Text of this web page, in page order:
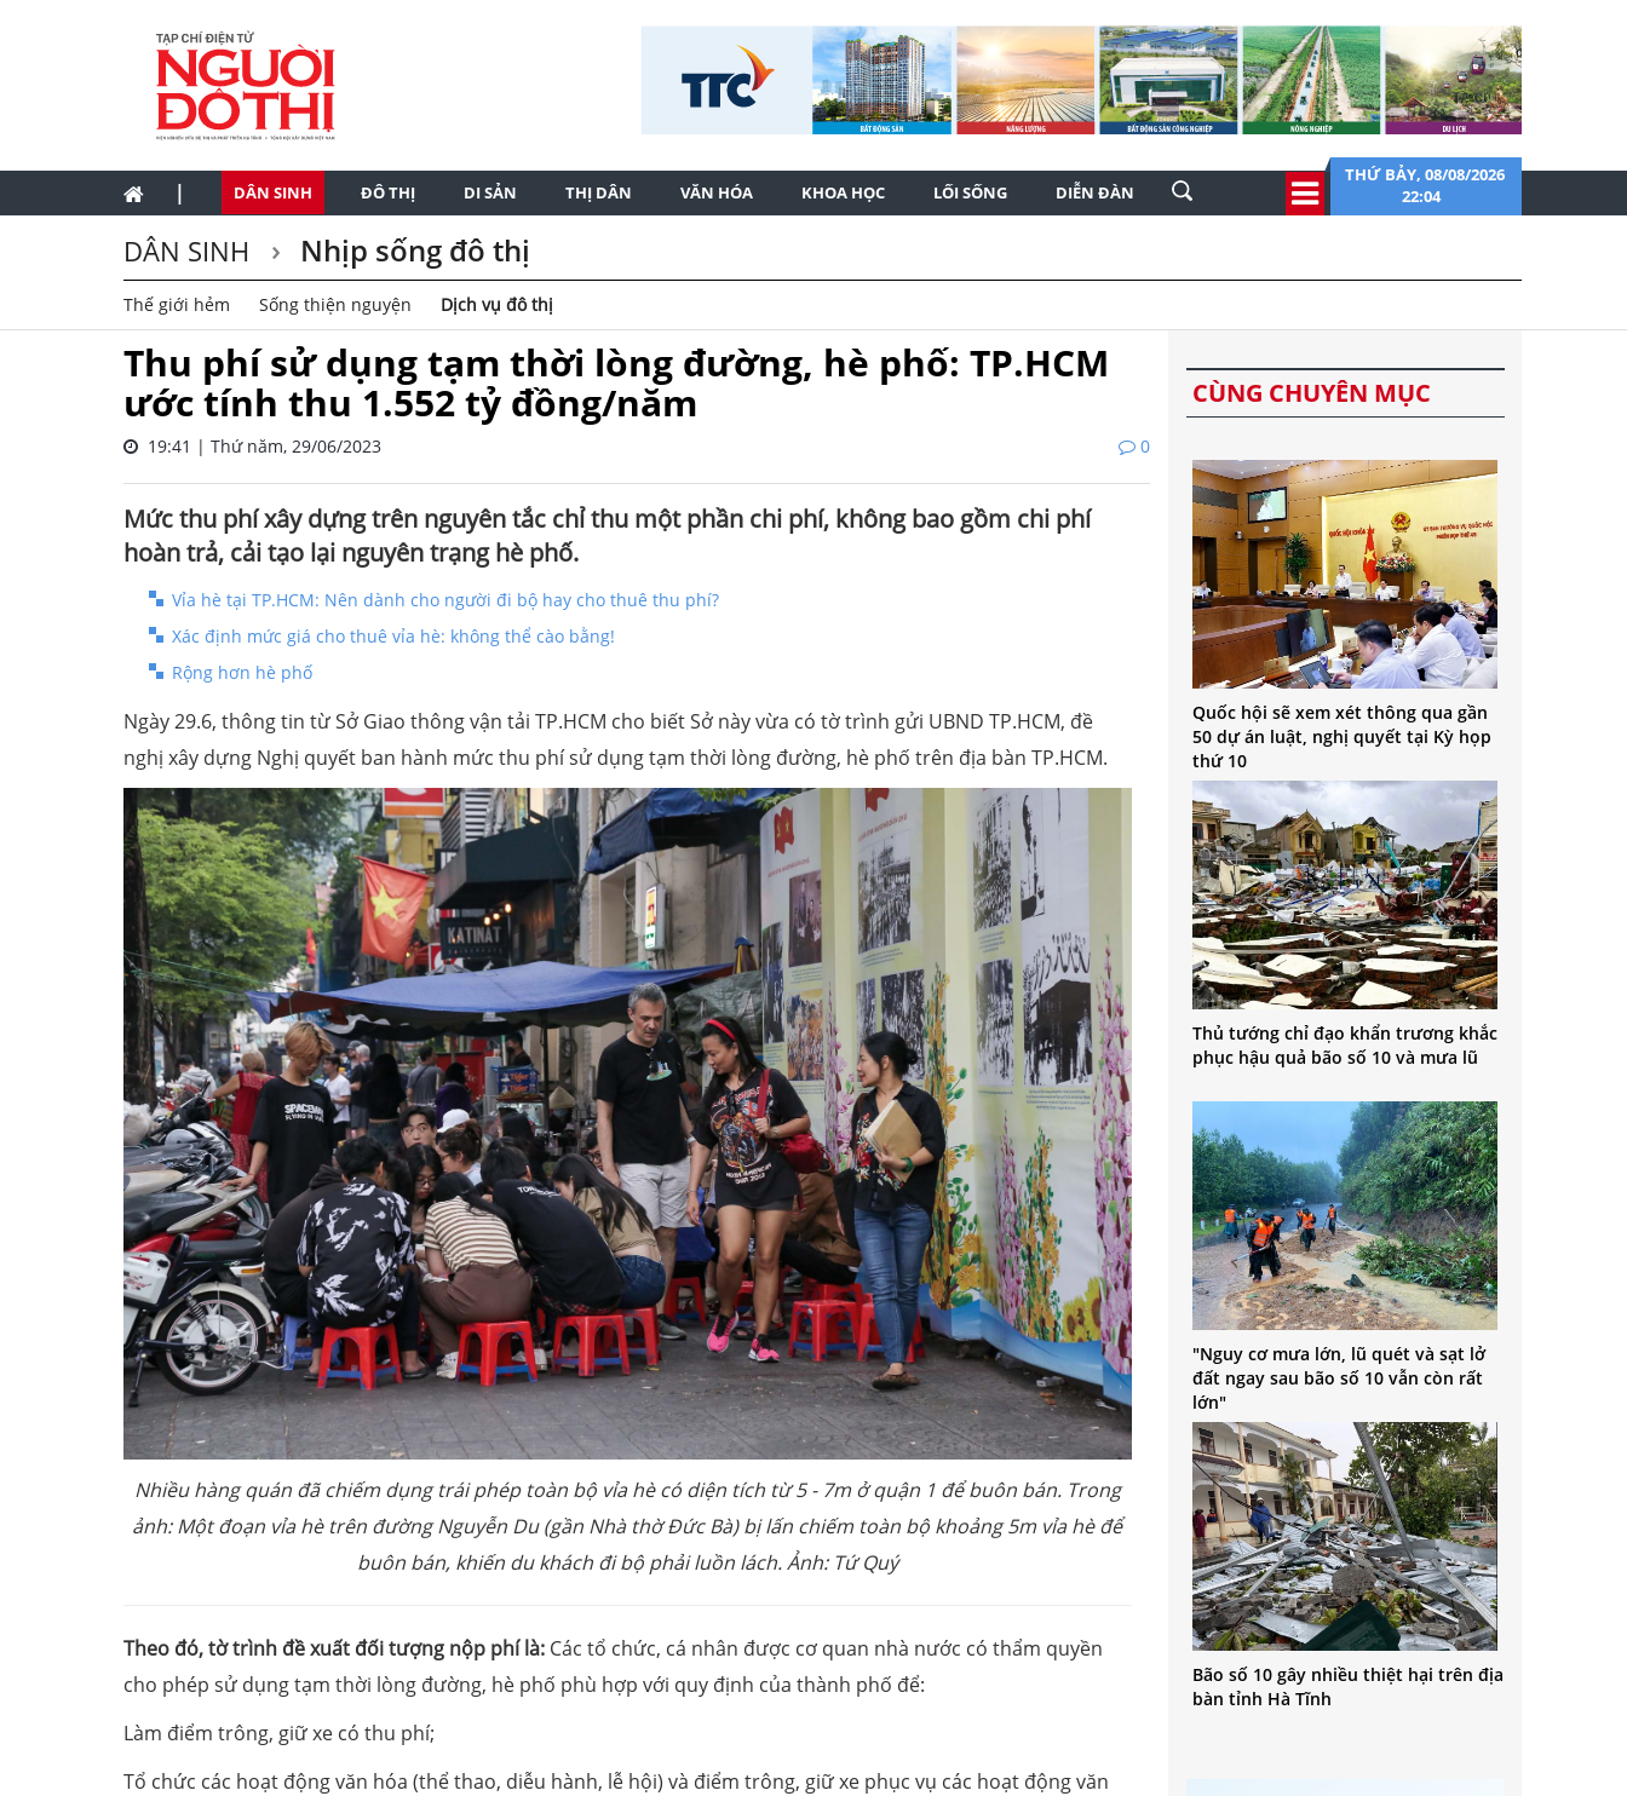
| DÂN SINH ĐÔ THỊ DI SẢN THỊ DÂN VĂN HÓA KHOA HỌC LỐI SỐNG DIỄN ĐÀN
THỨ BẢY, 08/08/2026
22:04
DÂN SINH Nhịp sống đô thị
Thế giới hẻm Sống thiện nguyện Dịch vụ đô thị
Thu phí sử dụng tạm thời lòng đường, hè phố: TP.HCM
ước tính thu 1.552 tỷ đồng/năm
19:41 | Thứ năm, 29/06/2023 0
Mức thu phí xây dựng trên nguyên tắc chỉ thu một phần chi phí, không bao gồm chi phí
hoàn trả, cải tạo lại nguyên trạng hè phố.
Vỉa hè tại TP.HCM: Nên dành cho người đi bộ hay cho thuê thu phí?
Xác định mức giá cho thuê vỉa hè: không thể cào bằng!
Rộng hơn hè phố
Ngày 29.6, thông tin từ Sở Giao thông vận tải TP.HCM cho biết Sở này vừa có tờ trình gửi UBND TP.HCM, đề
nghị xây dựng Nghị quyết ban hành mức thu phí sử dụng tạm thời lòng đường, hè phố trên địa bàn TP.HCM.
Nhiều hàng quán đã chiếm dụng trái phép toàn bộ vỉa hè có diện tích từ 5 - 7m ở quận 1 để buôn bán. Trong
ảnh: Một đoạn vỉa hè trên đường Nguyễn Du (gần Nhà thờ Đức Bà) bị lấn chiếm toàn bộ khoảng 5m vỉa hè để
buôn bán, khiến du khách đi bộ phải luồn lách. Ảnh: Tứ Quý
Theo đó, tờ trình đề xuất đối tượng nộp phí là: Các tổ chức, cá nhân được cơ quan nhà nước có thẩm quyền
cho phép sử dụng tạm thời lòng đường, hè phố phù hợp với quy định của thành phố để:
Làm điểm trông, giữ xe có thu phí;
Tổ chức các hoạt động văn hóa (thể thao, diễu hành, lễ hội) và điểm trông, giữ xe phục vụ các hoạt động văn
CÙNG CHUYÊN MỤC
Quốc hội sẽ xem xét thông qua gần
50 dự án luật, nghị quyết tại Kỳ họp
thứ 10
Thủ tướng chỉ đạo khẩn trương khắc
phục hậu quả bão số 10 và mưa lũ
"Nguy cơ mưa lớn, lũ quét và sạt lở
đất ngay sau bão số 10 vẫn còn rất
lớn"
Bão số 10 gây nhiều thiệt hại trên địa
bàn tỉnh Hà Tĩnh